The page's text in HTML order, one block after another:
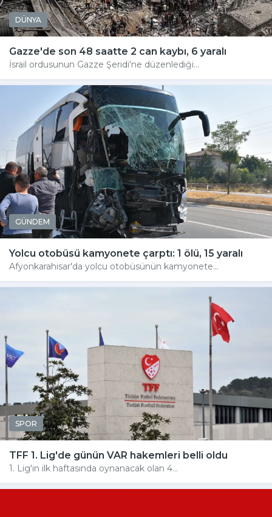
DÜNYA
Gazze'de son 48 saatte 2 can kaybı, 6 yaralı
İsrail ordusunun Gazze Şeridi'ne düzenlediği...
GÜNDEM
Yolcu otobüsü kamyonete çarptı: 1 ölü, 15 yaralı
Afyonkarahisar'da yolcu otobüsünün kamyonete...
SPOR
TFF 1. Lig'de günün VAR hakemleri belli oldu
1. Lig'in ilk haftasında oynanacak olan 4...